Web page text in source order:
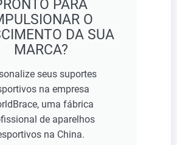
PARA
O
DA SUA
MARCA?
seus suportes
na empresa
uma fábrica
de aparelhos
na China.